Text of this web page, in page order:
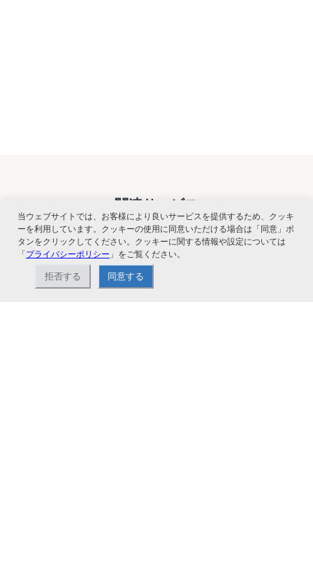
関連サービス
当ウェブサイトでは、お客様により良いサービスを提供するため、クッキ
ーを利用しています。クッキーの使用に同意いただける場合は「同意」ボ
タンをクリックしてください。クッキーに関する情報や設定については
「プライバシーポリシー 」をご覧ください。
拒否する 同意する